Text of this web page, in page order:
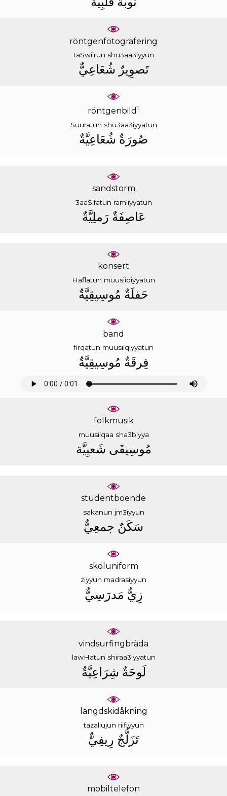
röntgenfotografering
taSwiirun shu3aa3iyyun
ﺗَﺼﻮِﻳﺮٌ ﺷُﻌَﺎﻋِﻲٌّ
röntgenbild1
Suuratun shu3aa3iyyatun
ﺻُﻮﺭَﺓٌ ﺷُﻌَﺎﻋِﻴَّﺔٌ
sandstorm
3aaSifatun ramliyyatun
ﻋَﺎﺻِﻔَﺔٌ ﺭَﻣﻠِﻴَّﺔٌ
konsert
Haflatun muusiiqiyyatun
ﺣَﻔﻠَﺔٌ ﻣُﻮﺳِﻴﻘِﻴَّﺔٌ
band
firqatun muusiiqiyyatun
ﻓِﺮﻗَﺔٌ ﻣُﻮﺳِﻴﻘِﻴَّﺔٌ
folkmusik
muusiiqaa sha3biyya
ﻣُﻮﺳِﻴﻘَﻰ ﺷَﻌﺒِﻴَّﺔ
studentboende
sakanun jm3iyyun
ﺳَﻜَﻦٌ ﺟﻤﻌِﻲٌّ
skoluniform
ziyyun madrasiyyun
ﺯِﻱٌّ ﻣَﺪﺭَﺳِﻲٌّ
vindsurfingbräda
lawHatun shiraa3iyyatun
ﻟَﻮﺣَﺔٌ ﺷِﺮَﺍﻋِﻴَّﺔٌ
längdskidåkning
tazallujun riifiyyun
ﺗَﺰَﻟُّﺞٌ ﺭِﻳﻔِﻲٌّ
mobiltelefon